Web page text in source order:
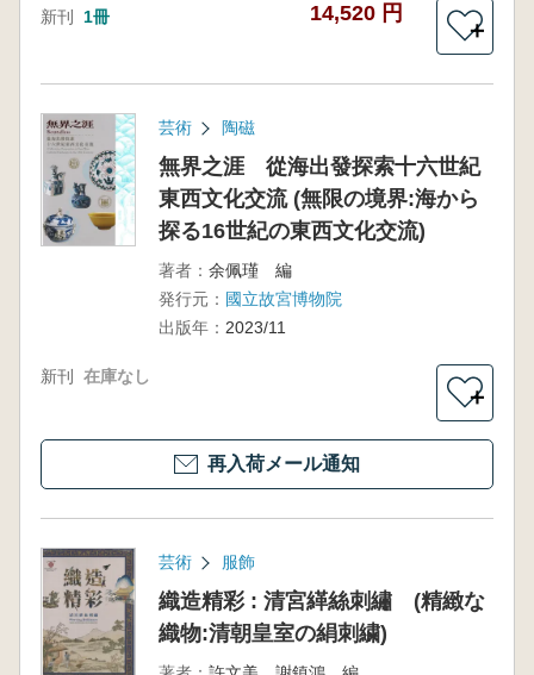
新刊 1冊 14,520 円
＋
芸術 陶磁
無界之涯 從海出發探索十六世紀
東西文化交流 (無限の境界:海から
探る16世紀の東西文化交流)
著者： 余佩瑾 編
発行元： 國立故宮博物院
出版年： 2023/11
新刊 在庫なし
＋
再入荷メール通知
芸術 服飾
織造精彩 : 清宮緙絲刺繡 (精緻な
織物:清朝皇室の絹刺繍)